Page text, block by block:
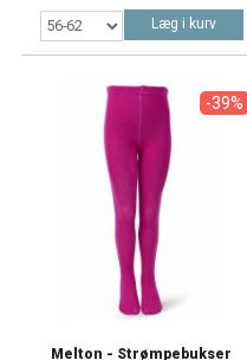
Læg i kurv
-39%
Melton - Strømpebukser